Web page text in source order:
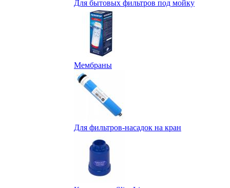
Для бытовых фильтров под мойку
Мембраны
Для фильтров-насадок на кран